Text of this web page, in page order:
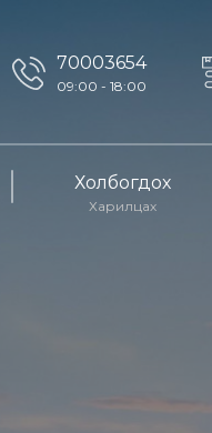
70003654
09:00 - 18:00
Холбогдох
Харилцах